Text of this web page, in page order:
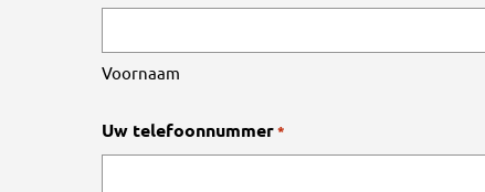
Voornaam
Uw telefoonnummer*